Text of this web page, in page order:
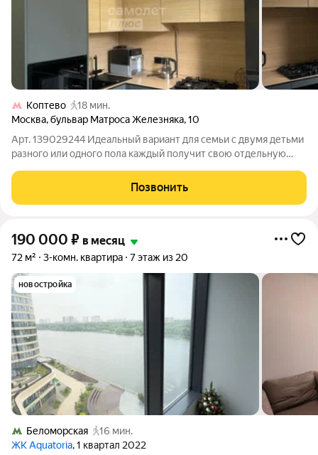
Коптево
18 мин.
Москва,бульвар Матроса Железняка,10
Арт. 139029244 Идеальный вариант для семьи с двумя детьми
разного или одного пола каждый получит свою отдельную
безопасной жизни О самой квартире: Квартира с
дизайнерским ремонтом, очень аккуратная,
Позвонить
190 000 ₽ в месяц
72 м² 3-комн. квартира 7 этаж из 20
новостройка
Беломорская
16 мин.
ЖК Aquatoria, 1 квартал 2022